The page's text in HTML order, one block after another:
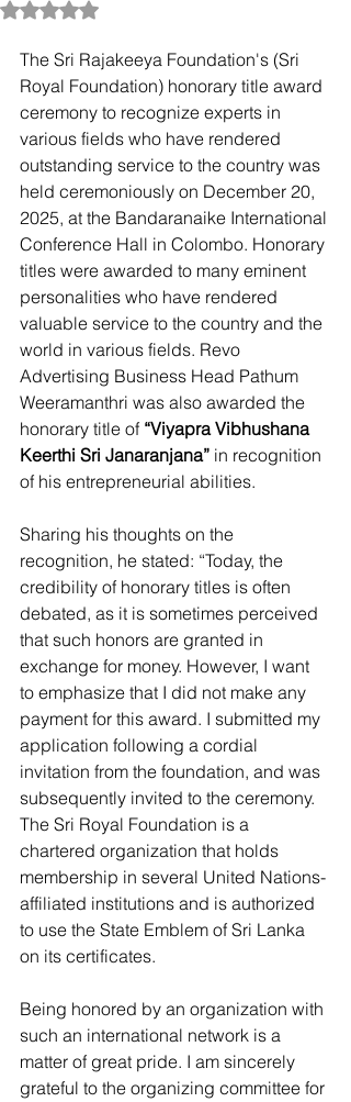
Rated NaN out of 5 stars.
The Sri Rajakeeya Foundation's (Sri
Royal Foundation) honorary title award
ceremony to recognize experts in
various fields who have rendered
outstanding service to the country was
held ceremoniously on December 20,
2025, at the Bandaranaike International
Conference Hall in Colombo. Honorary
titles were awarded to many eminent
personalities who have rendered
valuable service to the country and the
world in various fields. Revo
Advertising Business Head Pathum
Weeramanthri was also awarded the
honorary title of “Viyapra Vibhushana
Keerthi Sri Janaranjana” in recognition
of his entrepreneurial abilities.
Sharing his thoughts on the
recognition, he stated: “Today, the
credibility of honorary titles is often
debated, as it is sometimes perceived
that such honors are granted in
exchange for money. However, I want
to emphasize that I did not make any
payment for this award. I submitted my
application following a cordial
invitation from the foundation, and was
subsequently invited to the ceremony.
The Sri Royal Foundation is a
chartered organization that holds
membership in several United Nations-
affiliated institutions and is authorized
to use the State Emblem of Sri Lanka
on its certificates.
Being honored by an organization with
such an international network is a
matter of great pride. I am sincerely
grateful to the organizing committee for